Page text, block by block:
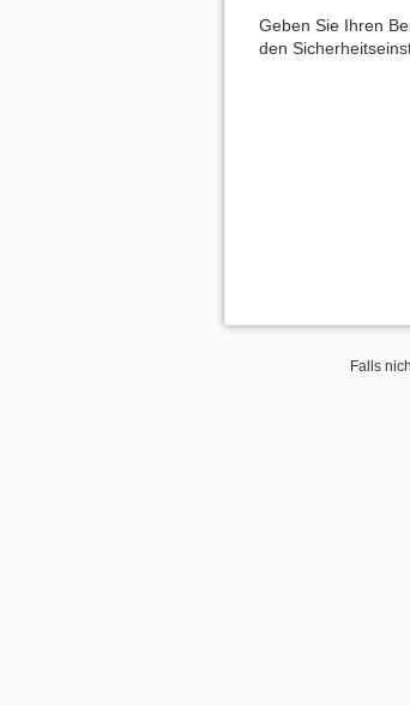
Geben Sie Ihren
den
Falls